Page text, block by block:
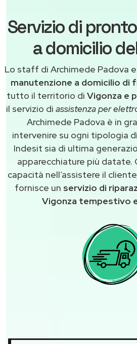
Servizio di
a domicilio
Lo staff di Archimede Padova
manutenzione a domicilio di
tutto il territorio di Vigonza e
il servizio di assistenza per
Archimede Padova è in
intervenire su ogni tipologia
Indesit sia di ultima
apparecchiature più datate.
capacità nell’assistere il
fornisce un servizio di
Vigonza tempestivo